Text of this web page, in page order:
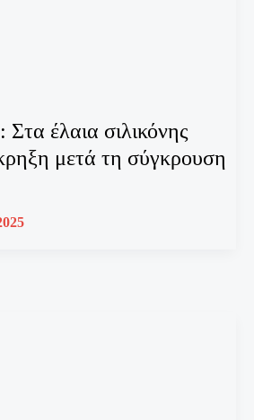
έλαια σιλικόνης
μετά τη σύγκρουση